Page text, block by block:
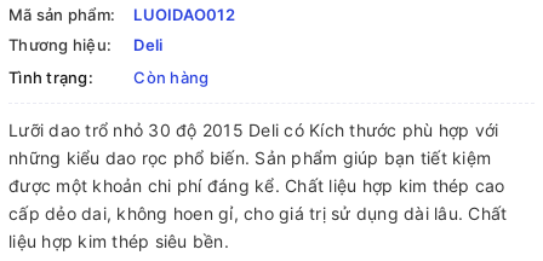
Mã sản phẩm:
LUOIDAO012
Thương hiệu:
Deli
Tình trạng:
Còn hàng
Lưỡi dao trổ nhỏ 30 độ 2015 Deli có Kích thước phù hợp với
những kiểu dao rọc phổ biến. Sản phẩm giúp bạn tiết kiệm
được một khoản chi phí đáng kể. Chất liệu hợp kim thép cao
cấp dẻo dai, không hoen gỉ, cho giá trị sử dụng dài lâu. Chất
liệu hợp kim thép siêu bền.